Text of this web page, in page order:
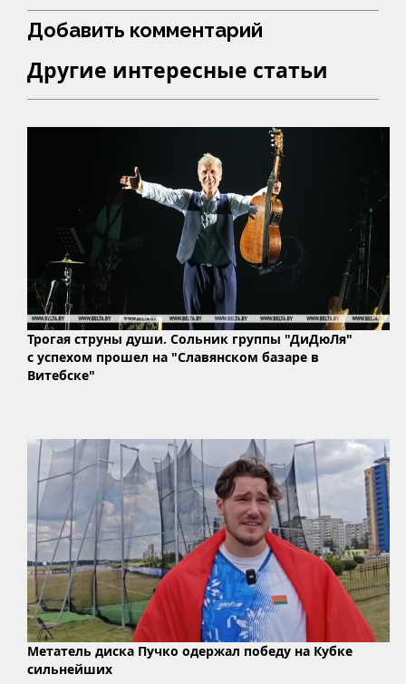
Добавить комментарий
Другие интересные статьи
Трогая струны души. Сольник группы "ДиДюЛя"
с успехом прошел на "Славянском базаре в
Витебске"
Метатель диска Пучко одержал победу на Кубке
сильнейших